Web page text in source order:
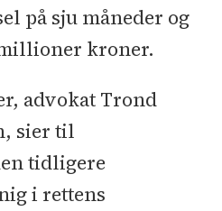
på sju måneder og
kroner.
advokat Trond
sier til
tidligere
i rettens